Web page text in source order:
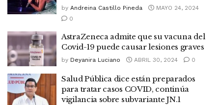
by Andreina Castillo Pineda
MAYO 24, 2024
0
AstraZeneca admite que su vacuna del
Covid-19 puede causar lesiones graves
by Deyanira Luciano ABRIL 30, 2024 0
Salud Pública dice están preparados
para tratar casos COVID, continúa
vigilancia sobre subvariante JN.1